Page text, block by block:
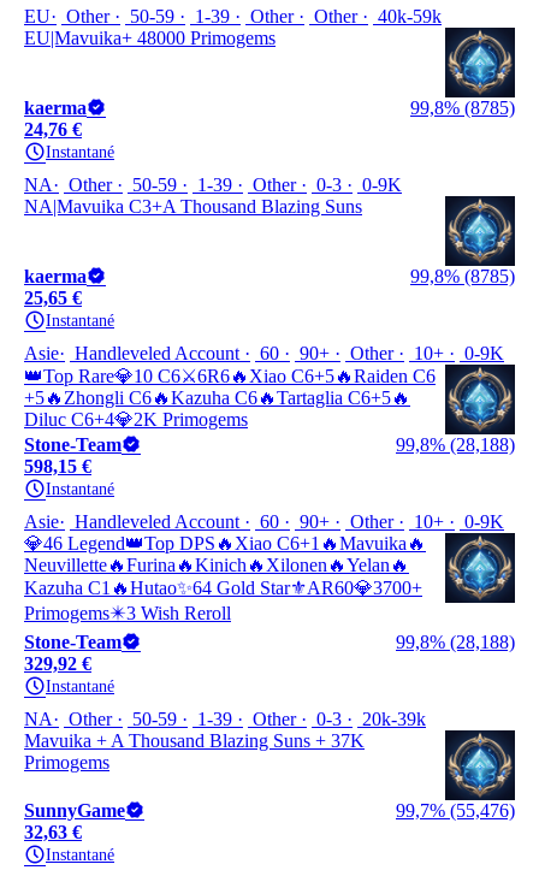
EU Other 50-59 1-39 Other Other
40k-59k
EU|Mavuika+ 48000 Primogems
kaerma
99,8% (8785)
24,76 €
Instantané
NA Other 50-59 1-39 Other 0-3
0-9K
NA|Mavuika C3+A Thousand Blazing Suns
kaerma
99,8% (8785)
25,65 €
Instantané
Asie Handleveled Account 60 90+ Other 10+
0-9K
👑Top Rare💎10 C6⚔️6R6🔥Xiao C6+5🔥Raiden C6
+5🔥Zhongli C6🔥Kazuha C6🔥Tartaglia C6+5🔥
Diluc C6+4💎2K Primogems
Stone-Team
99,8% (28,188)
598,15 €
Instantané
Asie Handleveled Account 60 90+ Other 10+
0-9K
💎46 Legend👑Top DPS🔥Xiao C6+1🔥Mavuika🔥
Neuvillette🔥Furina🔥Kinich🔥Xilonen🔥Yelan🔥
Kazuha C1🔥Hutao✨64 Gold Star⚜️AR60💎3700+
Primogems✴️3 Wish Reroll
Stone-Team
99,8% (28,188)
329,92 €
Instantané
NA Other 50-59 1-39 Other 0-3
20k-39k
Mavuika + A Thousand Blazing Suns + 37K
Primogems
SunnyGame
99,7% (55,476)
32,63 €
Instantané